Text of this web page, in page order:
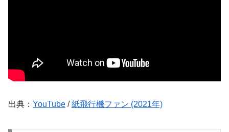
出典： YouTube /紙飛行機ファン (2021年)